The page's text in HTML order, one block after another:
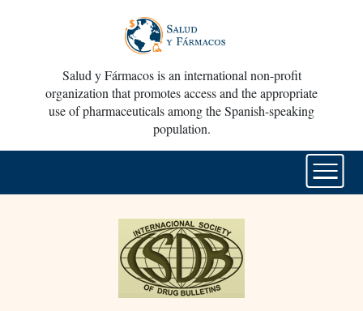
Salud y Fármacos is an international non-profit
organization that promotes access and the appropriate
use of pharmaceuticals among the Spanish-speaking
population.